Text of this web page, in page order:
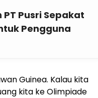
Pusri Sepakat
Pengguna
Guinea. Kalau kita
kita ke Olimpiade